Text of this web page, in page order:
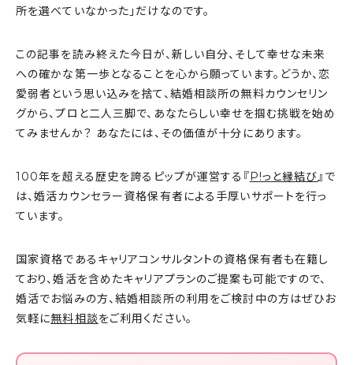
所を選べていなかった」だけなのです。
この記事を読み終えた今日が、新しい自分、そして幸せな未来
への確かな第一歩となることを心から願っています。どうか、恋
愛弱者という思い込みを捨て、結婚相談所の無料カウンセリン
グから、プロと二人三脚で、あなたらしい幸せを掴む挑戦を始め
てみませんか？ あなたには、その価値が十分にあります。
100年を超える歴史を誇るピップが運営する『P!っと縁結び』で
は、婚活カウンセラー資格保有者による手厚いサポートを行っ
ています。
国家資格であるキャリアコンサルタントの資格保有者も在籍し
ており、婚活を含めたキャリアプランのご提案も可能ですので、
婚活でお悩みの方、結婚相談所の利用をご検討中の方はぜひお
気軽に無料相談をご利用ください。